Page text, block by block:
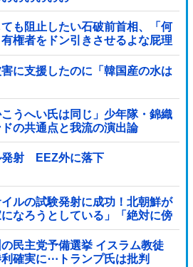
も阻止したい石破前首相、「何
権者をドン引きさせるよな屁理
害に支援したのに「韓国産の水は
こうへい氏は同じ」少年隊・錦織
の共通点と我流の演出論
発射 EEZ外に落下
ルの試験発射に成功！北朝鮮が
なろうとしている」「絶対に傍
る」
民主党予備選挙 イスラム教徒
確実に⋯トランプ氏は批判